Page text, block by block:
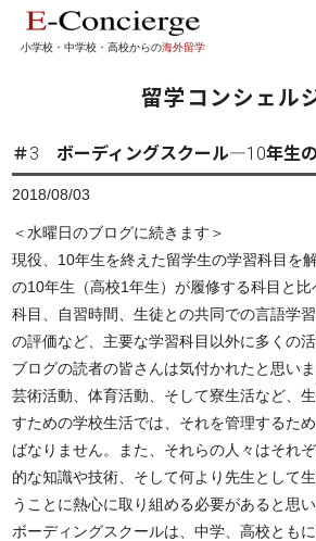
小学校・中学校・高校からの海外留学
留学コンシェル
＃3 ボーディングスクール―10年生
2018/08/03
＜水曜日のブログに続きます＞
現役、10年生を終えた留学生の学習科目を
の10年生（高校1年生）が履修する科目と
科目、自習時間、生徒との共同での言語学
の評価など、主要な学習科目以外に多くの
ブログの読者の皆さんは気付かれたと思いま
芸術活動、体育活動、そして寮生活など、
すための学校生活では、それを管理するた
ばなりません。また、それらの人々はそれ
的な知識や技術、そして何より先生として
うことに熱心に取り組める必要があると思い
ボーディングスクールは、中学、高校とも